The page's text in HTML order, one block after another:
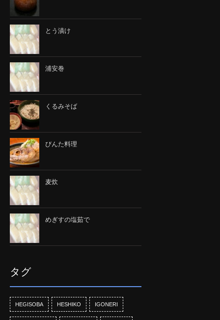
とう漬け
浦安巻
くるみそば
びんた料理
麦炊
めぎすの塩茹で
タグ
HEGISOBA HESHIKO IGONERI